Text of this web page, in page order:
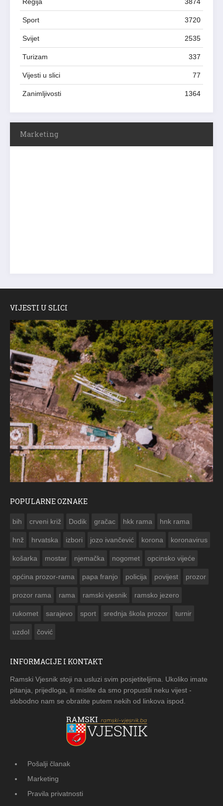
Regija 3874
Sport 3720
Svijet 2535
Turizam 337
Vijesti u slici 77
Zanimljivosti 1364
Marketing
VIJESTI U SLICI
POPULARNE OZNAKE
bih crveni križ Dodik gračac hkk rama hnk rama
hnž hrvatska izbori jozo ivančević korona koronavirus
košarka mostar njemačka nogomet opcinsko vijeće
općina prozor-rama papa franjo policija povijest prozor
prozor rama rama ramski vjesnik ramsko jezero
rukomet sarajevo sport srednja škola prozor turnir
uzdol čović
INFORMACIJE I KONTAKT
Ramski Vjesnik stoji na usluzi svim posjetiteljima. Ukoliko imate
pitanja, prijedloga, ili mislite da smo propustili neku vijest -
slobodno nam se obratite putem nekih od linkova ispod.
Pošalji članak
Marketing
Pravila privatnosti